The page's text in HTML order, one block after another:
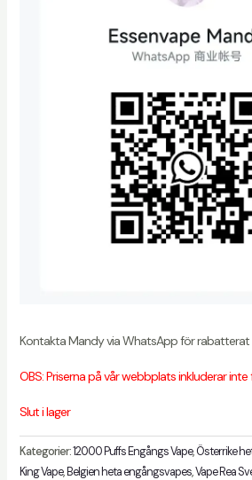
Kontakta Mandy via WhatsApp för rabatterat
OBS: Priserna på vår webbplats inkluderar
Slut i lager
Kategorier:12000 Puffs Engångs Vape,Österrike
King Vape, Belgien heta engångsvapes,Vape Rea